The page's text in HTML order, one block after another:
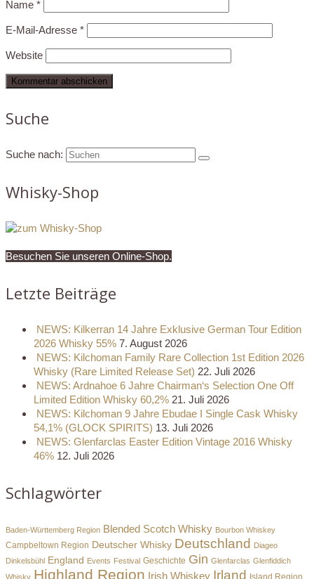
Name *
E-Mail-Adresse *
Website
Suche
Suche nach:
Whisky-Shop
Besuchen Sie unseren Online-Shop.
Letzte Beiträge
NEWS: Kilkerran 14 Jahre Exklusive German Tour Edition
2026 Whisky 55% 7. August 2026
NEWS: Kilchoman Family Rare Collection 1st Edition 2026
Whisky (Rare Limited Release Set) 22. Juli 2026
NEWS: Ardnahoe 6 Jahre Chairman‘s Selection One Off
Limited Edition Whisky 60,2% 21. Juli 2026
NEWS: Kilchoman 9 Jahre Ebudae I Single Cask Whisky
54,1% (GLOCK SPIRITS) 13. Juli 2026
NEWS: Glenfarclas Easter Edition Vintage 2016 Whisky
46% 12. Juli 2026
Schlagwörter
Baden-Württemberg Region Blended Scotch Whisky Bourbon Whiskey
Campbeltown Region Deutscher Whisky Deutschland Diageo
Dinkelsbühl England Events Festival Geschichte Gin Glenfarclas Glenfiddich
Whisky Highland Region Irish Whiskey Irland Island Region